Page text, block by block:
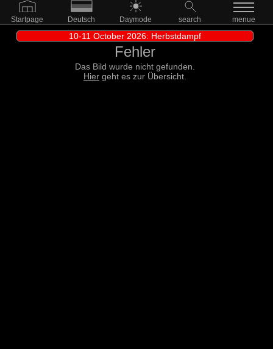
Startpage Deutsch Daymode search menue
10-11 October 2026: Herbstdampf
Fehler
Das Bild wurde nicht gefunden.
Hier geht es zur Übersicht.